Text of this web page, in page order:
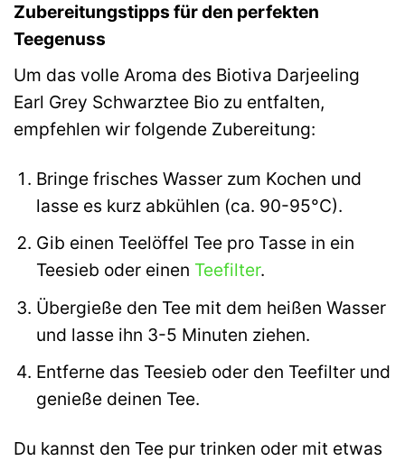
Zubereitungstipps für den perfekten
Teegenuss
Um das volle Aroma des Biotiva Darjeeling
Earl Grey Schwarztee Bio zu entfalten,
empfehlen wir folgende Zubereitung:
Bringe frisches Wasser zum Kochen und
lasse es kurz abkühlen (ca. 90-95°C).
Gib einen Teelöffel Tee pro Tasse in ein
Teesieb oder einen Teefilter.
Übergieße den Tee mit dem heißen Wasser
und lasse ihn 3-5 Minuten ziehen.
Entferne das Teesieb oder den Teefilter und
genieße deinen Tee.
Du kannst den Tee pur trinken oder mit etwas